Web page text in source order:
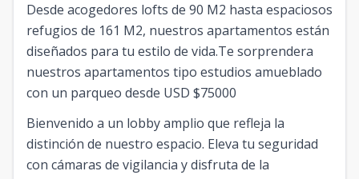
Desde acogedores lofts de 90 M2 hasta espaciosos
refugios de 161 M2, nuestros apartamentos están
diseñados para tu estilo de vida.Te sorprendera
nuestros apartamentos tipo estudios amueblado
con un parqueo desde USD $75000
Bienvenido a un lobby amplio que refleja la
distinción de nuestro espacio. Eleva tu seguridad
con cámaras de vigilancia y disfruta de la